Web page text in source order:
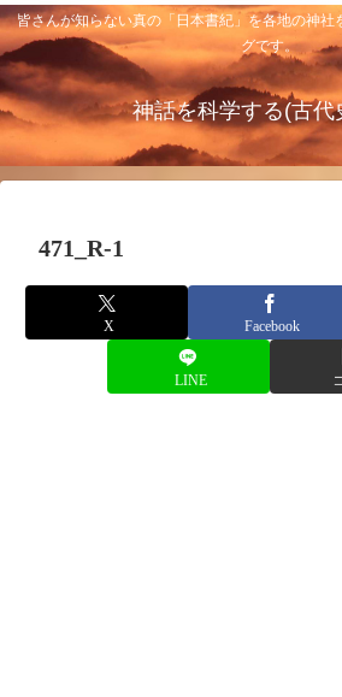
皆さんが知らない真の「日本書紀」を各地の神社
グです。
神話を科学する(古代
471_R-1
X Facebook
LINE